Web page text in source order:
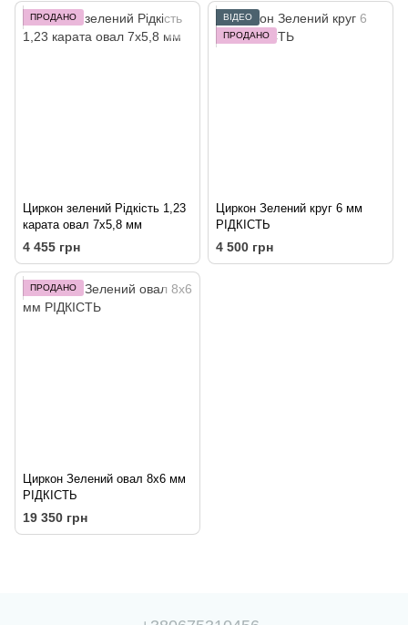
ПРОДАНО
Циркон зелений Рідкість 1,23
карата овал 7х5,8 мм
4 455 грн
ВІДЕО
ПРОДАНО
Циркон Зелений круг 6 мм
РІДКІСТЬ
4 500 грн
ПРОДАНО
Циркон Зелений овал 8х6 мм
РІДКІСТЬ
19 350 грн